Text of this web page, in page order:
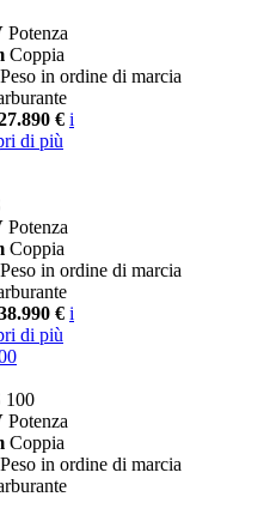
Potenza
Coppia
Peso in ordine di marcia
€ i
di più
Potenza
Coppia
Peso in ordine di marcia
€ i
di più
100
Potenza
Coppia
Peso in ordine di marcia